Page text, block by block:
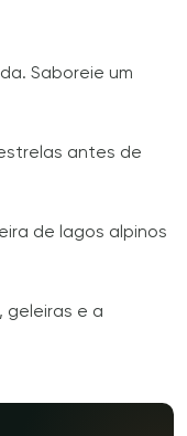
Saboreie um
antes de
de lagos alpinos
geleiras e a